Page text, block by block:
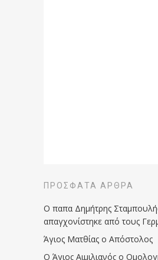
ΠΡΌΣΦΑΤΑ ΆΡΘΡΑ
Ο παπα Δημήτρης
απαγχονίστηκε από τους
Άγιος Ματθίας ο Απόστολος
Ο Άγιος Αιμιλιανός ο